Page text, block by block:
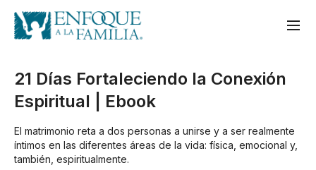
21 Días Fortaleciendo la Conexión
Espiritual | Ebook
El matrimonio reta a dos personas a unirse y a ser realmente
íntimos en las diferentes áreas de la vida: física, emocional y,
también, espiritualmente.